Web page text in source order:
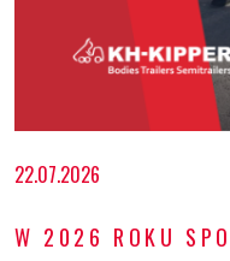
22.07.2026
W 2026 ROKU